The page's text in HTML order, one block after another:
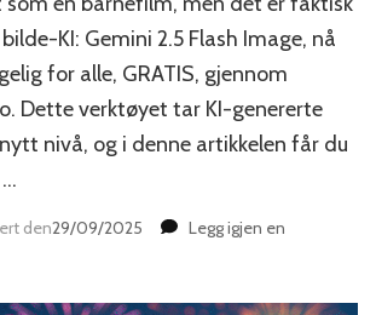
KI: Gemini 2.5 Flash Image, nå
for alle, GRATIS, gjennom
Dette verktøyet tar KI-genererte
nivå, og i denne artikkelen får du
den29/09/2025
Legg igjen en